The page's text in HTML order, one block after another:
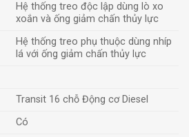
Hệ thống treo độc lập dùng lò xo
xoắn và ống giảm chấn thủy lực
Hệ thống treo phụ thuộc dùng nhíp
lá với ống giảm chấn thủy lực
Transit 16 chỗ Động cơ Diesel
Có